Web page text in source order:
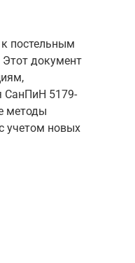
постельным
документ
СанПиН 5179-
методы
учетом новых